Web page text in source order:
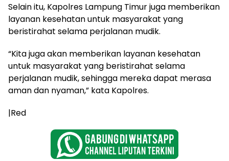
Selain itu, Kapolres Lampung Timur juga memberikan
layanan kesehatan untuk masyarakat yang
beristirahat selama perjalanan mudik.
“Kita juga akan memberikan layanan kesehatan
untuk masyarakat yang beristirahat selama
perjalanan mudik, sehingga mereka dapat merasa
aman dan nyaman,” kata Kapolres.
|Red